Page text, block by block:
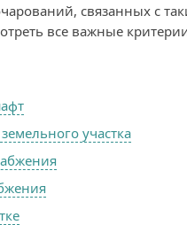
связанных с
все важные
участка